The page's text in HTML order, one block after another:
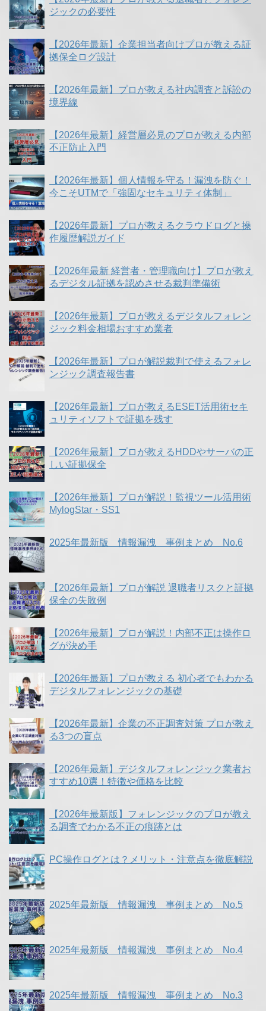
ジックの必要性
【2026年最新】企業担当者向けプロが教える証
拠保全ログ設計
【2026年最新】プロが教える社内調査と訴訟の
境界線
【2026年最新】経営層必見のプロが教える内部
不正防止入門
【2026年最新】個人情報を守る！漏洩を防ぐ！
今こそUTMで「強固なセキュリティ体制」
【2026年最新】プロが教えるクラウドログと操
作履歴解説ガイド
【2026年最新 経営者・管理職向け】プロが教え
るデジタル証拠を認めさせる裁判準備術
【2026年最新】プロが教えるデジタルフォレン
ジック料金相場おすすめ業者
【2026年最新】プロが解説裁判で使えるフォレ
ンジック調査報告書
【2026年最新】プロが教えるESET活用術セキ
ュリティソフトで証拠を残す
【2026年最新】プロが教えるHDDやサーバの正
しい証拠保全
【2026年最新】プロが解説！監視ツール活用術
MylogStar・SS1
2025年最新版 情報漏洩 事例まとめ No.6
【2026年最新】プロが解説 退職者リスクと証拠
保全の失敗例
【2026年最新】プロが解説！内部不正は操作ロ
グが決め手
【2026年最新】プロが教える 初心者でもわかる
デジタルフォレンジックの基礎
【2026年最新】企業の不正調査対策 プロが教え
る3つの盲点
【2026年最新】デジタルフォレンジック業者お
すすめ10選！特徴や価格を比較
【2026年最新版】フォレンジックのプロが教え
る調査でわかる不正の痕跡とは
PC操作ログとは？メリット・注意点を徹底解説
2025年最新版 情報漏洩 事例まとめ No.5
2025年最新版 情報漏洩 事例まとめ No.4
2025年最新版 情報漏洩 事例まとめ No.3